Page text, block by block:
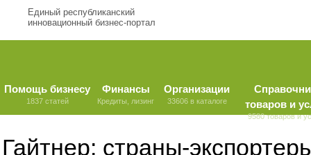
Единый республиканский
инновационный бизнес-портал
Помощь бизнесу
1837 статей
Финансы
Кредиты, лизинг
Организации
33606 в каталоге
товаров и
9580 товаров и
Гайтнер: страны-